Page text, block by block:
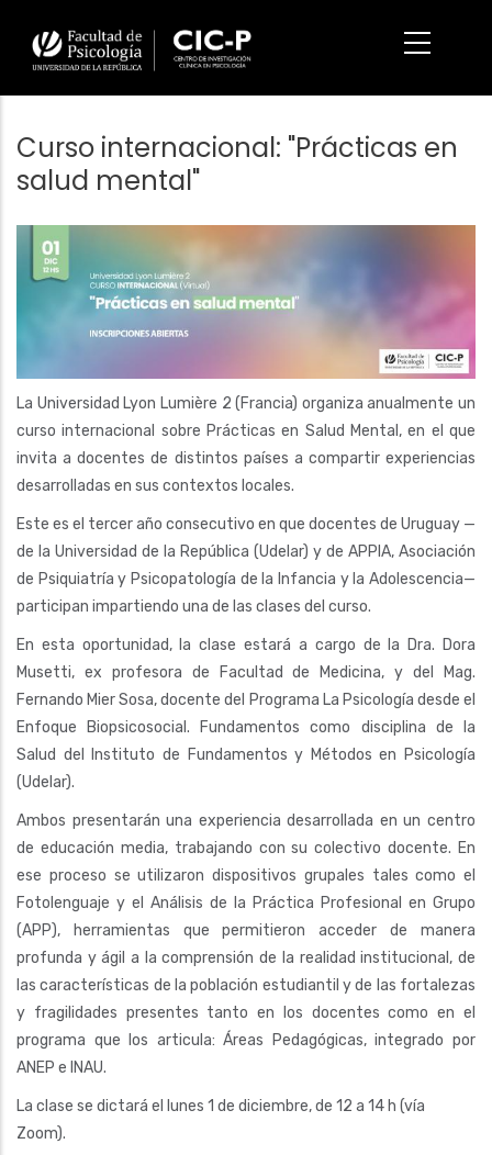
contenido
principal
Curso internacional: "Prácticas en
salud mental"
Imagen/Afiche
La Universidad Lyon Lumière 2 (Francia) organiza anualmente un
curso internacional sobre Prácticas en Salud Mental, en el que
invita a docentes de distintos países a compartir experiencias
desarrolladas en sus contextos locales.
Este es el tercer año consecutivo en que docentes de Uruguay —
de la Universidad de la República (Udelar) y de APPIA, Asociación
de Psiquiatría y Psicopatología de la Infancia y la Adolescencia—
participan impartiendo una de las clases del curso.
En esta oportunidad, la clase estará a cargo de la Dra. Dora
Musetti, ex profesora de Facultad de Medicina, y del Mag.
Fernando Mier Sosa, docente del Programa La Psicología desde el
Enfoque Biopsicosocial. Fundamentos como disciplina de la
Salud del Instituto de Fundamentos y Métodos en Psicología
(Udelar).
Ambos presentarán una experiencia desarrollada en un centro
de educación media, trabajando con su colectivo docente. En
ese proceso se utilizaron dispositivos grupales tales como el
Fotolenguaje y el Análisis de la Práctica Profesional en Grupo
(APP), herramientas que permitieron acceder de manera
profunda y ágil a la comprensión de la realidad institucional, de
las características de la población estudiantil y de las fortalezas
y fragilidades presentes tanto en los docentes como en el
programa que los articula: Áreas Pedagógicas, integrado por
ANEP e INAU.
La clase se dictará el lunes 1 de diciembre, de 12 a 14 h (vía
Zoom).